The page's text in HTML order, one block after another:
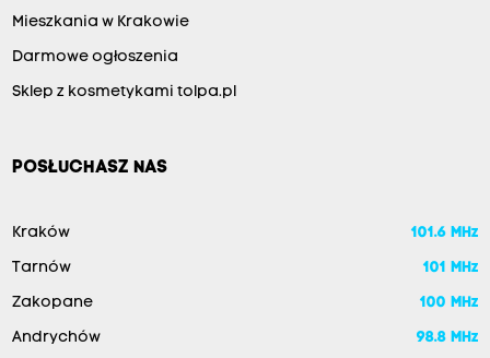
Mieszkania w Krakowie
Darmowe ogłoszenia
Sklep z kosmetykami tolpa.pl
POSŁUCHASZ NAS
Kraków 101.6 MHz
Tarnów 101 MHz
Zakopane 100 MHz
Andrychów 98.8 MHz